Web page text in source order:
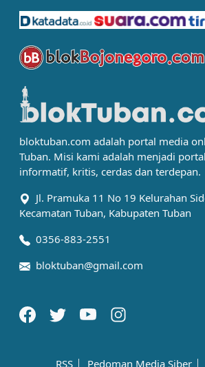
bloktuban.com adalah portal media
Tuban. Misi kami adalah menjadi
informatif, kritis, cerdas dan terdepan.
Jl. Pramuka 11 No 19 Kelurahan
Kecamatan Tuban, Kabupaten Tuban
0356-883-2551
bloktuban@gmail.com
RSS Pedoman Media Siber